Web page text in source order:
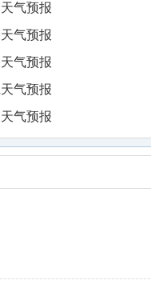
气预报
气预报
气预报
气预报
气预报